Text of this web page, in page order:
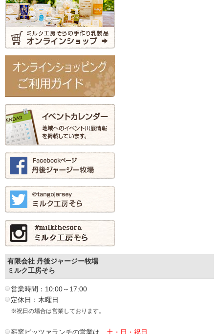
有限会社 丹後ジャージー牧場
ミルク工房そら
営業時間：10:00～17:00
定休日：木曜日
※祝日の場合は営業しております。
薪窯ピッツァランチの営業は 土・日・祝日